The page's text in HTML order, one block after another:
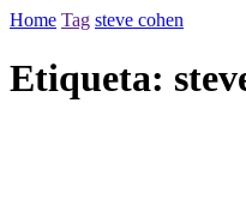
Home Tag steve cohen
Etiqueta: